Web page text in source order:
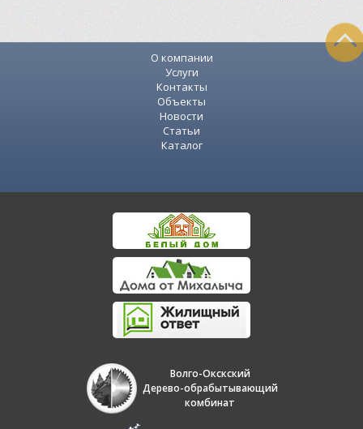
О компании
Услуги
Контакты
Объекты
Новости
Статьи
Каталог
Волго-Окскский
Дерево-обрабытывающий
комбинат